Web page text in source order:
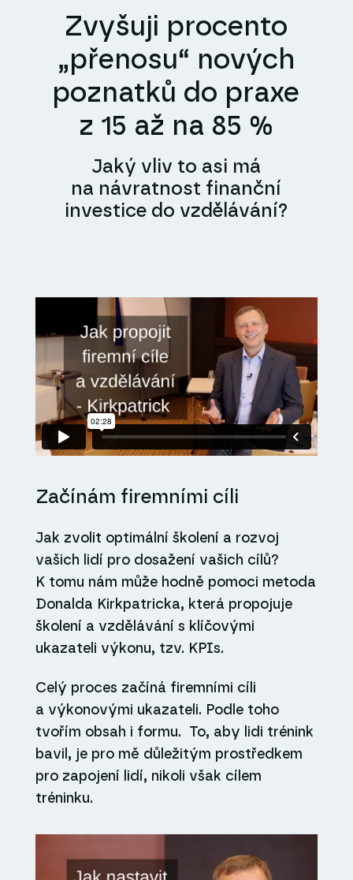
Zvyšuji procento
„přenosu“ nových
poznatků do praxe
z 15 až na 85 %
Jaký vliv to asi má
na návratnost finanční
investice do vzdělávání?
Začínám firemními cíli
Jak zvolit optimální školení a rozvoj
vašich lidí pro dosažení vašich cílů?
K tomu nám může hodně pomoci metoda
Donalda Kirkpatricka, která propojuje
školení a vzdělávání s klíčovými
ukazateli výkonu, tzv. KPIs.
Celý proces začíná firemními cíli
a výkonovými ukazateli. Podle toho
tvořím obsah i formu. To, aby lidi trénink
bavil, je pro mě důležitým prostředkem
pro zapojení lidí, nikoli však cílem
tréninku.